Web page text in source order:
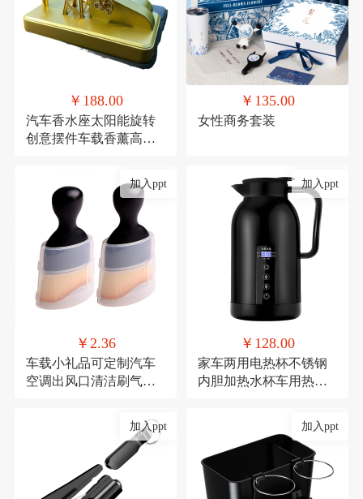
￥188.00
汽车香水座太阳能旋转
创意摆件车载香薰高档
￥135.00
女性商务套装
加入ppt
￥2.36
车载小礼品可定制汽车
空调出风口清洁刷气车
加入ppt
￥128.00
家车两用电热杯不锈钢
内胆加热水杯车用热水
加入ppt 加入ppt